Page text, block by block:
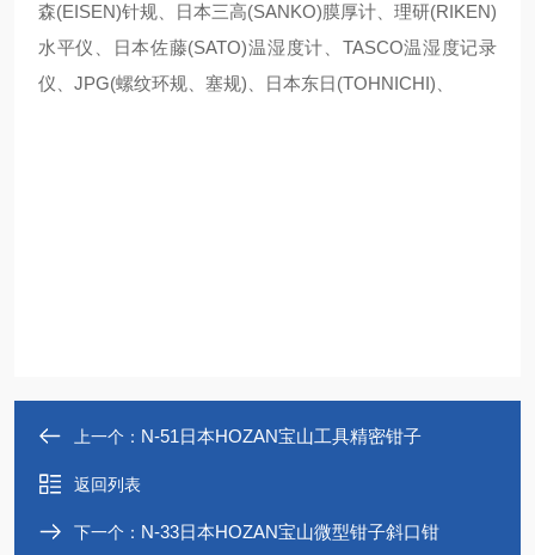
森(EISEN)针规、日本三高(SANKO)膜厚计、理研(RIKEN)
水平仪、日本佐藤(SATO)温湿度计、TASCO温湿度记录
仪、JPG(螺纹环规、塞规)、日本东日(TOHNICHI)、
上一个： N-51日本HOZAN宝山工具精密钳子
返回列表
下一个： N-33日本HOZAN宝山微型钳子斜口钳